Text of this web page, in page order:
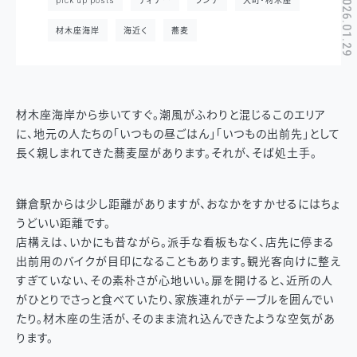
2026.01.29
材木座海岸 海近く 蕎麦
材木座海岸から歩いてすぐ。潮風がふわりと混じるこのエリア
に、地元の人たちの「いつもの昼ごはん」「いつもの出前先」として
長く親しまれてきた蕎麦屋があります。それが、そば処土手。
鎌倉駅からは少し距離がありますが、おなかをすかせるにはちょ
うどいい距離です。
店構えは、いかにも昔ながら。派手な看板もなく、店先に停まる
出前用のバイクが目印になることもあります。観光客向けに整え
すぎていない、その素朴さが心地いい。扉を開けると、近所の人
がひとりでさっと食べていたり、家族連れがテーブルを囲んでい
たり。材木座の生活が、そのまま流れ込んできたような空気があ
ります。